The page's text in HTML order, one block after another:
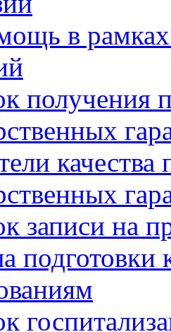
в
получения
записи на
подготовки